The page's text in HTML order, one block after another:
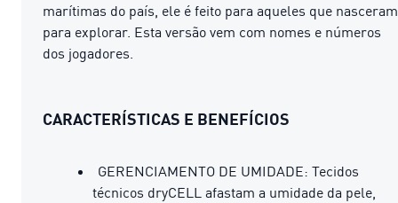
marítimas do país, ele é feito para aqueles que nasceram
para explorar. Esta versão vem com nomes e números
dos jogadores.
CARACTERÍSTICAS E BENEFÍCIOS
GERENCIAMENTO DE UMIDADE: Tecidos
técnicos dryCELL afastam a umidade da pele,